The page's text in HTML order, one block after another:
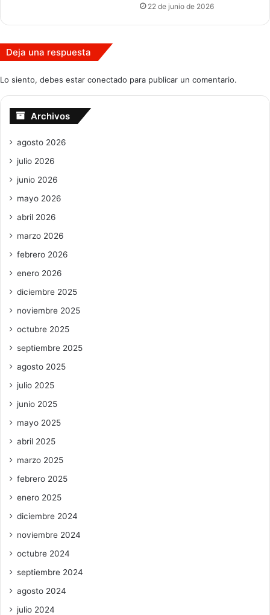
22 de junio de 2026
Deja una respuesta
Lo siento, debes estar conectado para publicar un comentario.
Archivos
agosto 2026
julio 2026
junio 2026
mayo 2026
abril 2026
marzo 2026
febrero 2026
enero 2026
diciembre 2025
noviembre 2025
octubre 2025
septiembre 2025
agosto 2025
julio 2025
junio 2025
mayo 2025
abril 2025
marzo 2025
febrero 2025
enero 2025
diciembre 2024
noviembre 2024
octubre 2024
septiembre 2024
agosto 2024
julio 2024